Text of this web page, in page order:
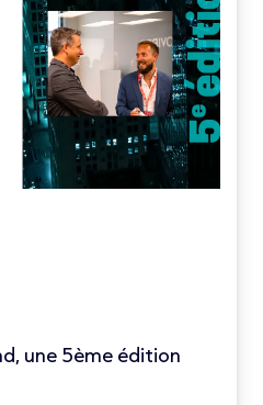
une 5ème édition